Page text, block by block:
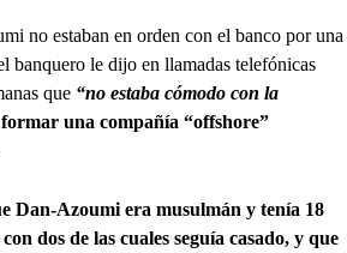
no estaban en orden con el banco por una
banquero le dijo en llamadas telefónicas
que “no estaba cómodo con la
una compañía “offshore”
Dan-Azoumi era musulmán y tenía 18
dos de las cuales seguía casado, y que